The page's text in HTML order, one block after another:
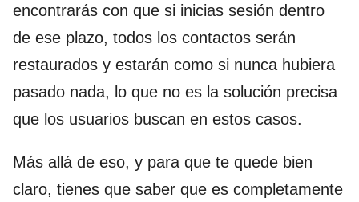
encontrarás con que si inicias sesión dentro
de ese plazo, todos los contactos serán
restaurados y estarán como si nunca hubiera
pasado nada, lo que no es la solución precisa
que los usuarios buscan en estos casos.
Más allá de eso, y para que te quede bien
claro, tienes que saber que es completamente